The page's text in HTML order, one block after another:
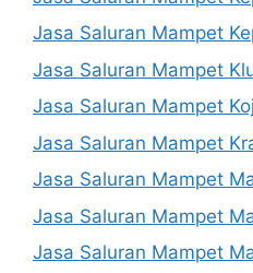
Jasa Saluran Mampet
Jasa Saluran Mampet
Jasa Saluran Mampet
Jasa Saluran Mampet
Jasa Saluran Mampet
Jasa Saluran Mampet
Jasa Saluran Mampet